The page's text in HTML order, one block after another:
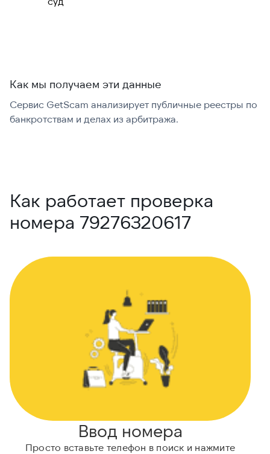
международно:
Как мы получаем эти данные
Сервис GetScam анализирует публичные реестры по
банкротствам и делах из арбитража.
Как работает проверка
номера 79276320617
Ввод номера
Просто вставьте телефон в поиск и нажмите